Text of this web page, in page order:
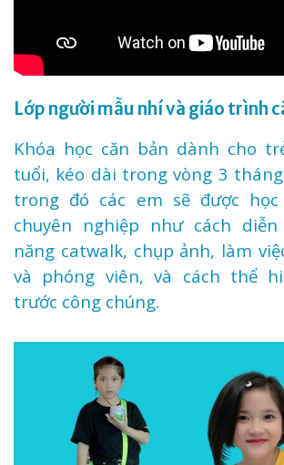
Lớp người mẫu nhí và giáo trình
Khóa học căn bản dành cho
tuổi, kéo dài trong vòng 3
trong đó các em sẽ được
chuyên nghiệp như cách
năng catwalk, chụp ảnh, làm
và phóng viên, và cách thể
trước công chúng.